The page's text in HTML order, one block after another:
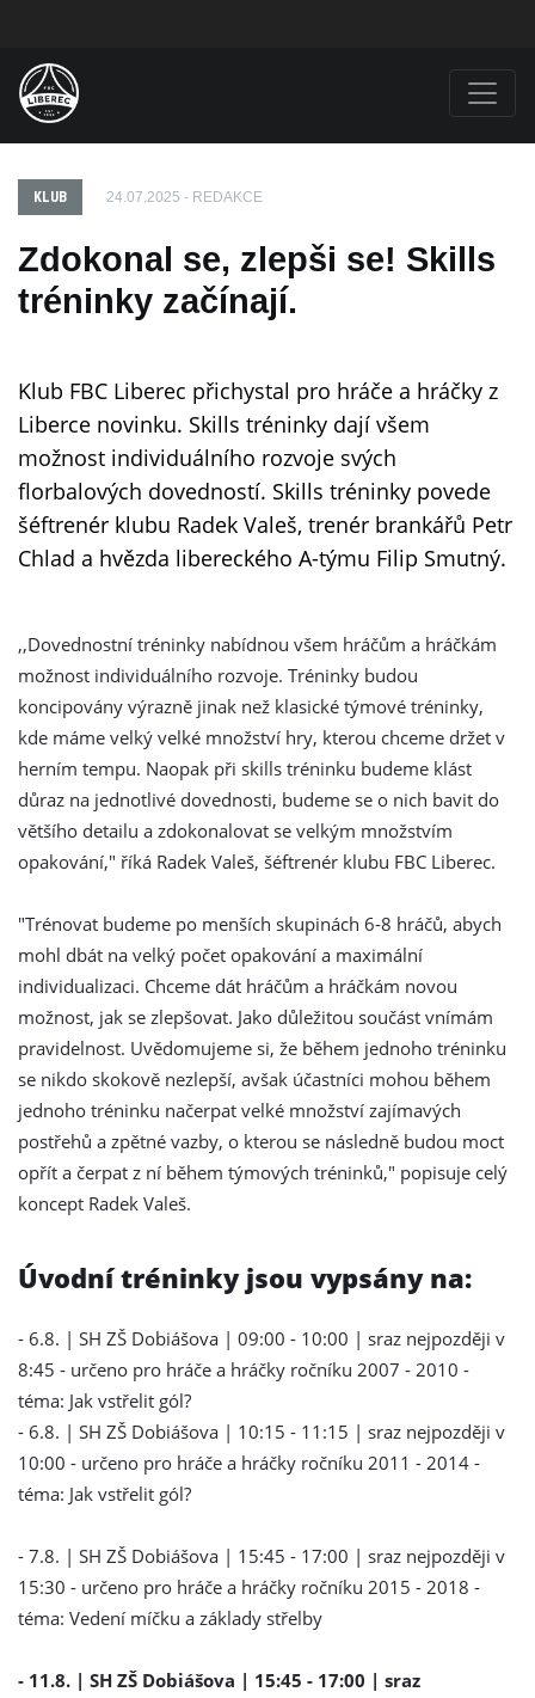
KLUB 24.07.2025 - REDAKCE
Zdokonal se, zlepši se! Skills
tréninky začínají.
Klub FBC Liberec přichystal pro hráče a hráčky z
Liberce novinku. Skills tréninky dají všem
možnost individuálního rozvoje svých
florbalových dovedností. Skills tréninky povede
šéftrenér klubu Radek Valeš, trenér brankářů Petr
Chlad a hvězda libereckého A-týmu Filip Smutný.
,,Dovednostní tréninky nabídnou všem hráčům a hráčkám
možnost individuálního rozvoje. Tréninky budou
koncipovány výrazně jinak než klasické týmové tréninky,
kde máme velký velké množství hry, kterou chceme držet v
herním tempu. Naopak při skills tréninku budeme klást
důraz na jednotlivé dovednosti, budeme se o nich bavit do
většího detailu a zdokonalovat se velkým množstvím
opakování," říká Radek Valeš, šéftrenér klubu FBC Liberec.
"Trénovat budeme po menších skupinách 6-8 hráčů, abych
mohl dbát na velký počet opakování a maximální
individualizaci. Chceme dát hráčům a hráčkám novou
možnost, jak se zlepšovat. Jako důležitou součást vnímám
pravidelnost. Uvědomujeme si, že během jednoho tréninku
se nikdo skokově nezlepší, avšak účastníci mohou během
jednoho tréninku načerpat velké množství zajímavých
postřehů a zpětné vazby, o kterou se následně budou moct
opřít a čerpat z ní během týmových tréninků," popisuje celý
koncept Radek Valeš.
Úvodní tréninky jsou vypsány na:
- 6.8. | SH ZŠ Dobiášova | 09:00 - 10:00 | sraz nejpozději v
8:45 - určeno pro hráče a hráčky ročníku 2007 - 2010 -
téma: Jak vstřelit gól?
- 6.8. | SH ZŠ Dobiášova | 10:15 - 11:15 | sraz nejpozději v
10:00 - určeno pro hráče a hráčky ročníku 2011 - 2014 -
téma: Jak vstřelit gól?
- 7.8. | SH ZŠ Dobiášova | 15:45 - 17:00 | sraz nejpozději v
15:30 - určeno pro hráče a hráčky ročníku 2015 - 2018 -
téma: Vedení míčku a základy střelby
- 11.8. | SH ZŠ Dobiášova | 15:45 - 17:00 | sraz